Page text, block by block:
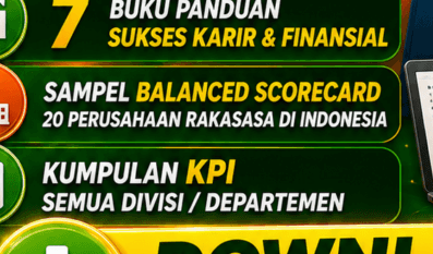
ini :non-inquisitives.Ini adalah
mengajukan pertanyaan. Acapkali
secara kreatif karena malas
aktif menggali data dan informasi.
tahu yang tinggi) akhirnya
mode “non-thinking”.Atau sejenis
pekerjaan secara mental (berpikir